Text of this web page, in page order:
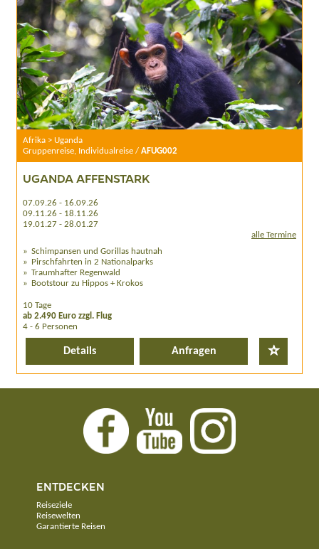
Afrika > Uganda
Gruppenreise, Individualreise / AFUG002
UGANDA AFFENSTARK
07.09.26 - 16.09.26
09.11.26 - 18.11.26
19.01.27 - 28.01.27
alle Termine
Schimpansen und Gorillas hautnah
Pirschfahrten in 2 Nationalparks
Traumhafter Regenwald
Bootstour zu Hippos + Krokos
10 Tage
ab 2.490 Euro zzgl. Flug
4 - 6 Personen
Details Anfragen
ENTDECKEN
Reiseziele
Reisewelten
Garantierte Reisen